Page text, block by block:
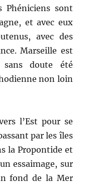
Phéniciens sont
et avec eux
avec des
Marseille est
doute été
non loin
l’Est pour se
par les îles
la Propontide et
essaimage, sur
fond de la Mer